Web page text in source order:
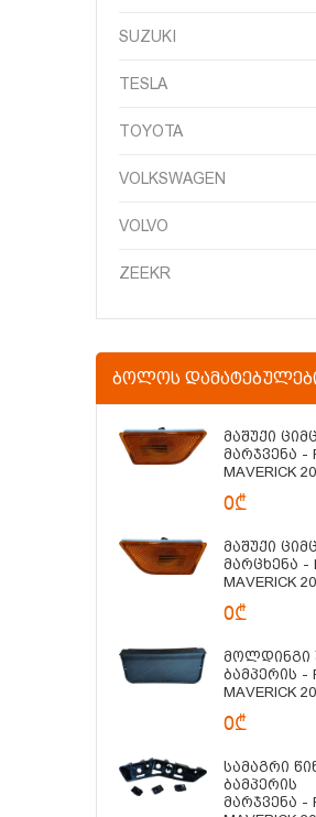
SUZUKI
TESLA
TOYOTA
VOLKSWAGEN
VOLVO
ZEEKR
ᲑᲝᲚᲝᲡ
Მაშუქი
Მარჯვენა -
MAVERICK
0₾
Მაშუქი
Მარცხენა -
MAVERICK
0₾
Მოლდინგი
Ბამპერის -
MAVERICK
0₾
Სამაგრი
Ბამპერის
Მარჯვენა -